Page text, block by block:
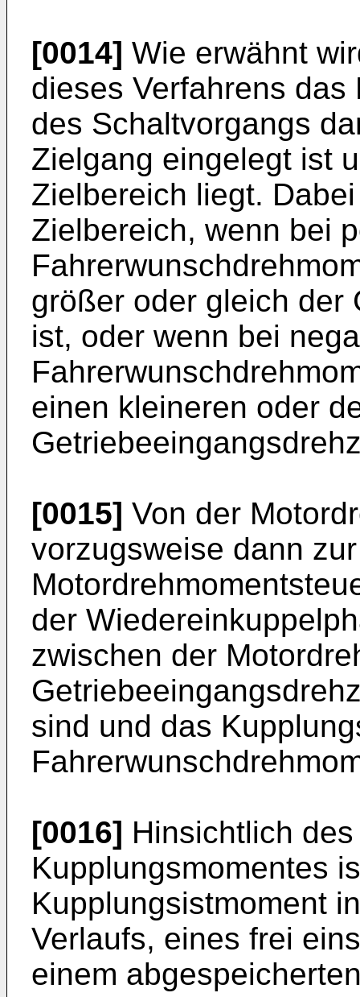
[0014] Wie erwähnt
dieses Verfahrens
des Schaltvorgangs
Zielgang eingelegt ist
Zielbereich liegt.
Zielbereich, wenn bei
größer oder gleich der
ist, oder wenn bei
einen kleineren oder
[0015] Von der
vorzugsweise dann zur
der
zwischen der
sind und das
[0016] Hinsichtlich
Kupplungsmomentes
Kupplungsistmoment
Verlaufs, eines frei
einem